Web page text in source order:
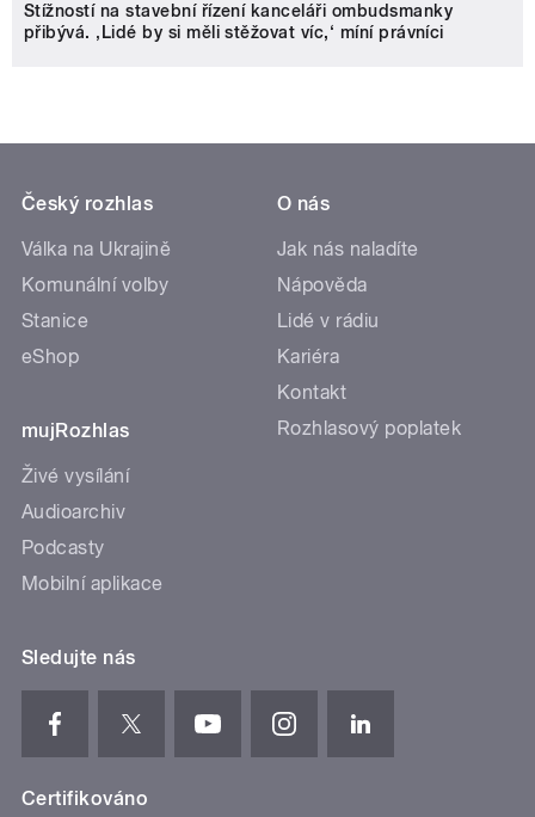
Stížností na stavební řízení kanceláři ombudsmanky
přibývá. ‚Lidé by si měli stěžovat víc,‘ míní právníci
Český rozhlas
Válka na Ukrajině
Komunální volby
Stanice
eShop
mujRozhlas
Živé vysílání
Audioarchiv
Podcasty
Mobilní aplikace
O nás
Jak nás naladíte
Nápověda
Lidé v rádiu
Kariéra
Kontakt
Rozhlasový poplatek
Sledujte nás
Certifikováno